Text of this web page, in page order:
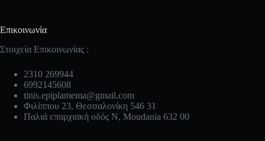
Επικοινωνία
Στοιχεία Επικοινωνίας :
2310 269944
6992145608
tinis.epiplamema@gmail.com
Φιλίππου 23, Θεσσαλονίκη 546 31
Παλιά επαρχιακή οδός Ν, Moudania 632 00